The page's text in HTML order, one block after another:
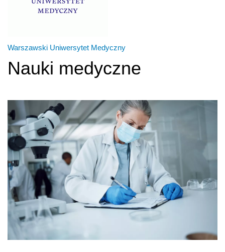
Warszawski Uniwersytet Medyczny
Nauki medyczne